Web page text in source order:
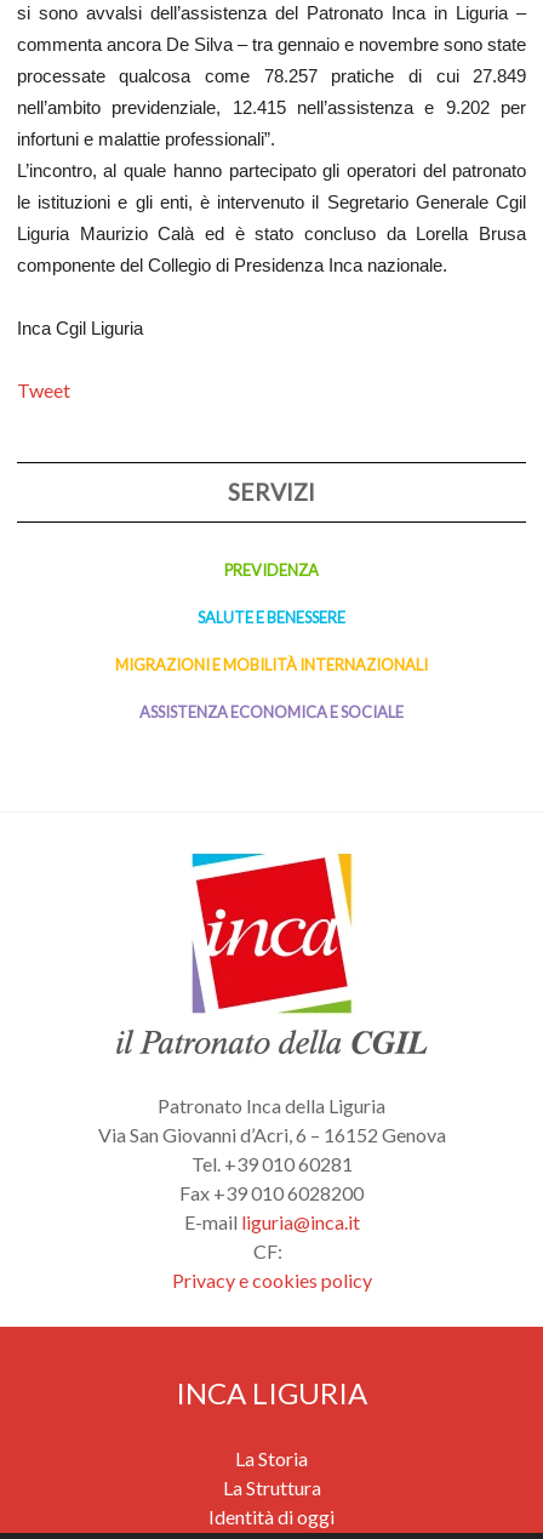
si sono avvalsi dell’assistenza del Patronato Inca in Liguria –
commenta ancora De Silva – tra gennaio e novembre sono state
processate qualcosa come 78.257 pratiche di cui 27.849
nell’ambito previdenziale, 12.415 nell’assistenza e 9.202 per
infortuni e malattie professionali”.
L’incontro, al quale hanno partecipato gli operatori del patronato
le istituzioni e gli enti, è intervenuto il Segretario Generale Cgil
Liguria Maurizio Calà ed è stato concluso da Lorella Brusa
componente del Collegio di Presidenza Inca nazionale.
Inca Cgil Liguria
Tweet
SERVIZI
PREVIDENZA
SALUTE E BENESSERE
MIGRAZIONI E MOBILITÀ INTERNAZIONALI
ASSISTENZA ECONOMICA E SOCIALE
Patronato Inca della Liguria
Via San Giovanni d’Acri, 6 – 16152 Genova
Tel. +39 010 60281
Fax +39 010 6028200
E-mail liguria@inca.it
CF:
Privacy e cookies policy
INCA LIGURIA
La Storia
La Struttura
Identità di oggi